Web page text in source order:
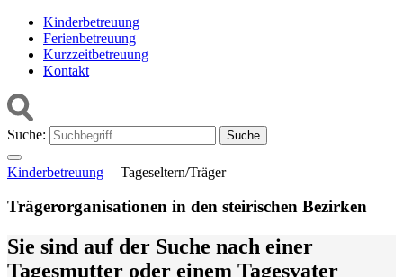
Kinderbetreuung
Ferienbetreuung
Kurzzeitbetreuung
Kontakt
Suche:
Kinderbetreuung Tageseltern/Träger
Trägerorganisationen in den steirischen Bezirken
Sie sind auf der Suche nach einer
Tagesmutter oder einem Tagesvater